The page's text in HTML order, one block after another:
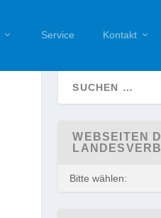
Service Kontakt
WEBSEITEN